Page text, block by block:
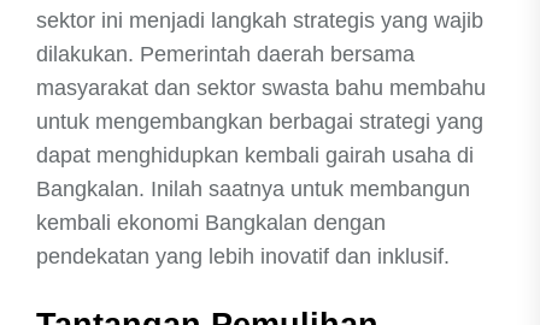
sektor ini menjadi langkah strategis yang wajib
dilakukan. Pemerintah daerah bersama
masyarakat dan sektor swasta bahu membahu
untuk mengembangkan berbagai strategi yang
dapat menghidupkan kembali gairah usaha di
Bangkalan. Inilah saatnya untuk membangun
kembali ekonomi Bangkalan dengan
pendekatan yang lebih inovatif dan inklusif.